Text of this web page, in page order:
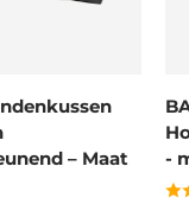
– Maat
-